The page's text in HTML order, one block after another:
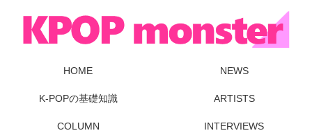
HOME NEWS
K-POPの基礎知識 ARTISTS
COLUMN INTERVIEWS